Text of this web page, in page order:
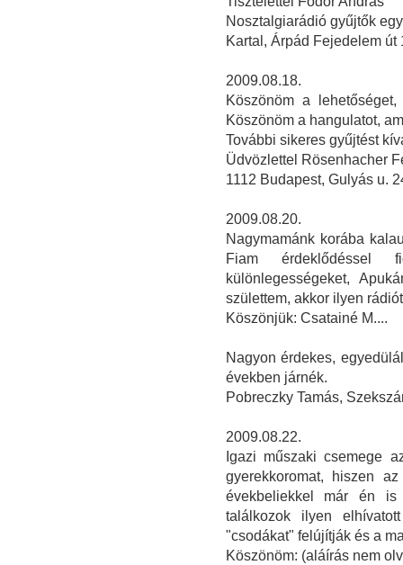
Nosztalgiarádió gyűjtők
Kartal, Árpád Fejedelem út
2009.08.18.
Köszönöm a
Köszönöm a hangulatot,
További sikeres gyűjtést
Üdvözlettel Rösenhacher
1112 Budapest, Gulyás u.
2009.08.20.
Nagymamánk korába
Fiam
különlegességeket,
születtem, akkor ilyen
Köszönjük: Csatainé M....
Nagyon érdekes,
években járnék.
Pobreczky Tamás,
2009.08.22.
Igazi műszaki csemege
gyerekkoromat, hiszen
évekbeliekkel már én is
találkozok ilyen
"csodákat" felújítják és a
Köszönöm: (aláírás nem